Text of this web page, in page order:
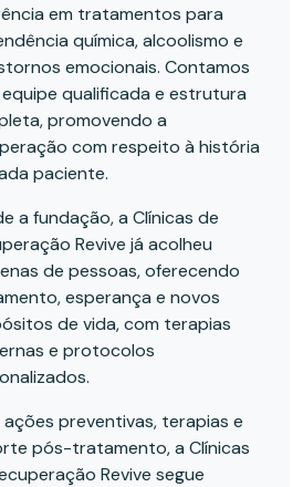
em tratamentos para
química, alcoolismo e
emocionais. Contamos
qualificada e estrutura
promovendo a
com respeito à história
paciente.
a fundação, a Clínicas de
Revive já acolheu
de pessoas, oferecendo
esperança e novos
de vida, com terapias
e protocolos
ações preventivas, terapias e
pós-tratamento, a Clínicas
Revive segue